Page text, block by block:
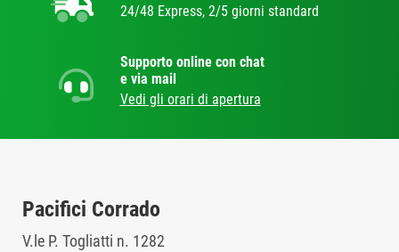
24/48 Express, 2/5 giorni standard
Supporto online con chat
e via mail
Vedi gli orari di apertura
Pacifici Corrado
V.le P. Togliatti n. 1282